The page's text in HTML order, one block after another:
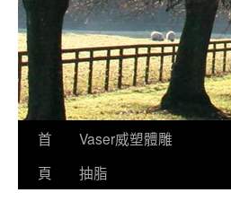
跳首
頁
Vaser威塑體雕
抽脂